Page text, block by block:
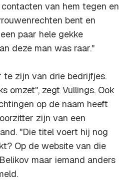
van hem tegen en
bent en
paar hele gekke
deze man was raar."
te zijn van drie bedrijfjes.
omzet", zegt Vullings. Ook
op de naam heeft
zijn van een
"Die titel voert hij nog
Op de website van die
maar iemand anders